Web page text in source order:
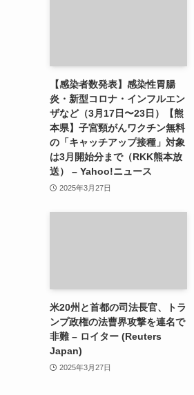
【感染者数発表】感染性胃腸
炎・新型コロナ・インフルエン
ザなど（3月17日〜23日）【熊
本県】子宮頸がんワクチン無料
の「キャッチアップ接種」対象
は3月開始分まで（RKK熊本放
送） – Yahoo!ニュース
2025年3月27日
米20州と首都の司法長官、トラ
ンプ政権の法曹界攻撃を連名で
非難 – ロイター (Reuters
Japan)
2025年3月27日